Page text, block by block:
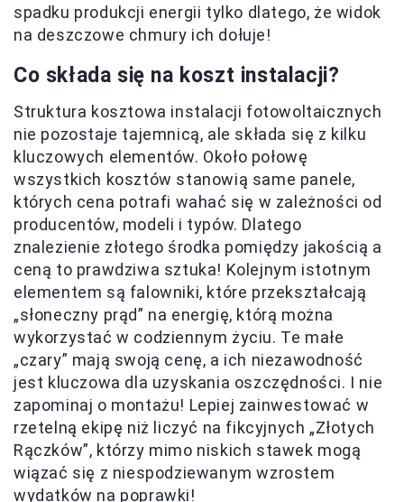
spadku produkcji energii tylko dlatego, że widok
na deszczowe chmury ich dołuje!
Co składa się na koszt instalacji?
Struktura kosztowa instalacji fotowoltaicznych
nie pozostaje tajemnicą, ale składa się z kilku
kluczowych elementów. Około połowę
wszystkich kosztów stanowią same panele,
których cena potrafi wahać się w zależności od
producentów, modeli i typów. Dlatego
znalezienie złotego środka pomiędzy jakością a
ceną to prawdziwa sztuka! Kolejnym istotnym
elementem są falowniki, które przekształcają
„słoneczny prąd” na energię, którą można
wykorzystać w codziennym życiu. Te małe
„czary” mają swoją cenę, a ich niezawodność
jest kluczowa dla uzyskania oszczędności. I nie
zapominaj o montażu! Lepiej zainwestować w
rzetelną ekipę niż liczyć na fikcyjnych „Złotych
Rączków”, którzy mimo niskich stawek mogą
wiązać się z niespodziewanym wzrostem
wydatków na poprawki!